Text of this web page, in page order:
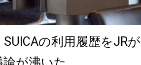
の利用履歴をJR